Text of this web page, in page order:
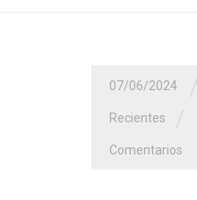
07/06/2024
Recientes
Comentarios